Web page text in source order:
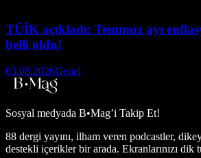
TÜİK açıkladı: Temmuz ayı
belli oldu!
03.08.2026Genel
Sosyal medyada B•Mag’i Takip Et!
88 dergi yayını, ilham veren podcastler,
destekli içerikler bir arada. Ekranlarınızı dik